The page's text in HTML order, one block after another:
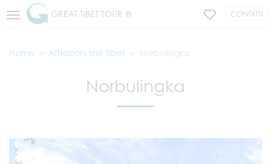
GREAT TIBET TOUR ® CONTATTI
Home Attrazioni del Tibet Norbulingka
Norbulingka